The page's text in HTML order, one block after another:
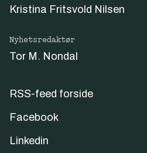
Kristina Fritsvold Nilsen
Nyhetsredaktør
Tor M. Nondal
RSS-feed forside
Facebook
Linkedin